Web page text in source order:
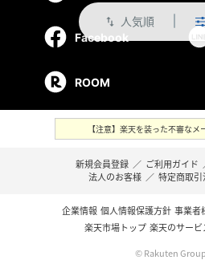
swap_vert 人気順
Facebook
ROOM
【注意】楽天を装った不審なメ
新規会員登録 ／ ご利用ガイド
法人のお客様 ／ 特定商取
企業情報 個人情報保護方針 事業者
楽天市場トップ 楽天のサービ
© Rakuten